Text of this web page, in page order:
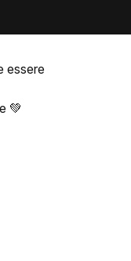
essere
💚